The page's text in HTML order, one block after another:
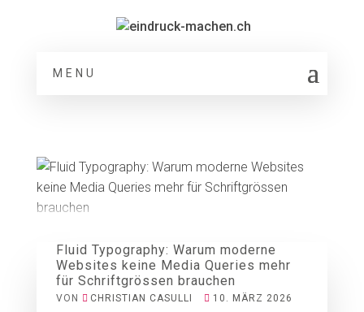
MENU
Fluid Typography: Warum moderne
Websites keine Media Queries mehr
für Schriftgrössen brauchen
VON CHRISTIAN CASULLI
10. MÄRZ 2026